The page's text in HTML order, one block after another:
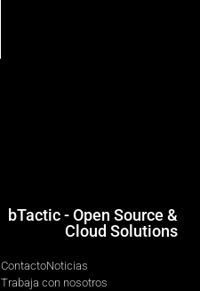
bTactic - Open Source &
Cloud Solutions
ContactoNoticias
Trabaja con nosotros